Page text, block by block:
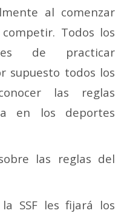
al comenzar
Todos los
de practicar
supuesto todos los
las reglas
en los deportes
las reglas del
SSF les fijará los